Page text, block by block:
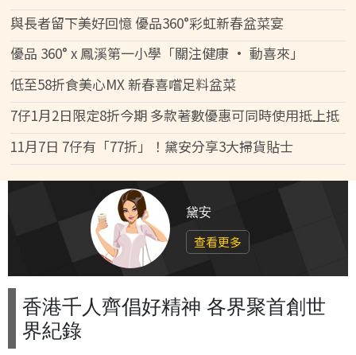
與長者留下美好回憶 優品360°彩虹新春盆菜宴
優品 360° x 鳳溪第一小學「關注健康 • 動喜來」
低至58折食美心MX 新春喜嚐足料盆菜
7仔1月2日限定8折今期 多款著數優惠可同時使用抵上抵
11月7日 7仔有「77折」！黛安分享3大掃貨貼士
黛安
查看更多
香港千人齊倡好精神 各界聚首創世
界紀錄